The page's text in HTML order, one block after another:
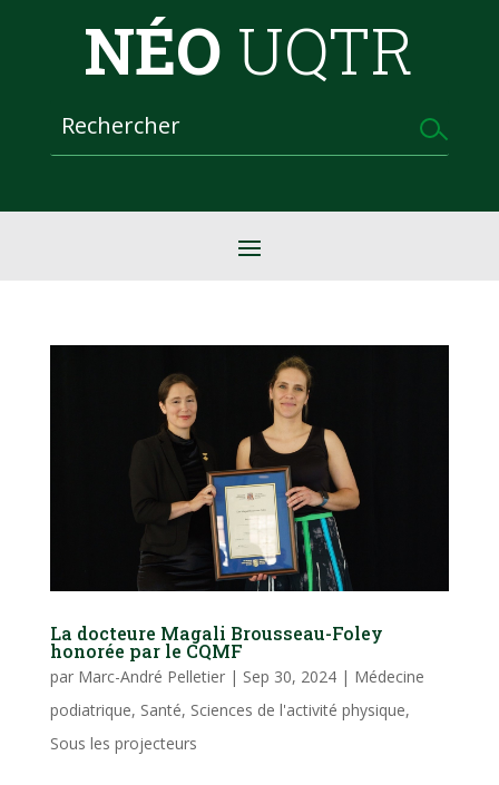
NÉO UQTR
La docteure Magali Brousseau-Foley
honorée par le CQMF
par Marc-André Pelletier| Sep 30, 2024| Médecine
podiatrique, Santé, Sciences de l'activité physique,
Sous les projecteurs